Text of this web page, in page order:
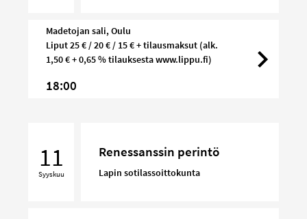
Norden
Madetojan sali, Oulu
Liput 25 € / 20 € / 15 € + tilausmaksut (alk.
1,50 € + 0,65 % tilauksesta www.lippu.fi)
18:00
perintö
11
Syyskuu
Renessanssin perintö
Lapin sotilassoittokunta